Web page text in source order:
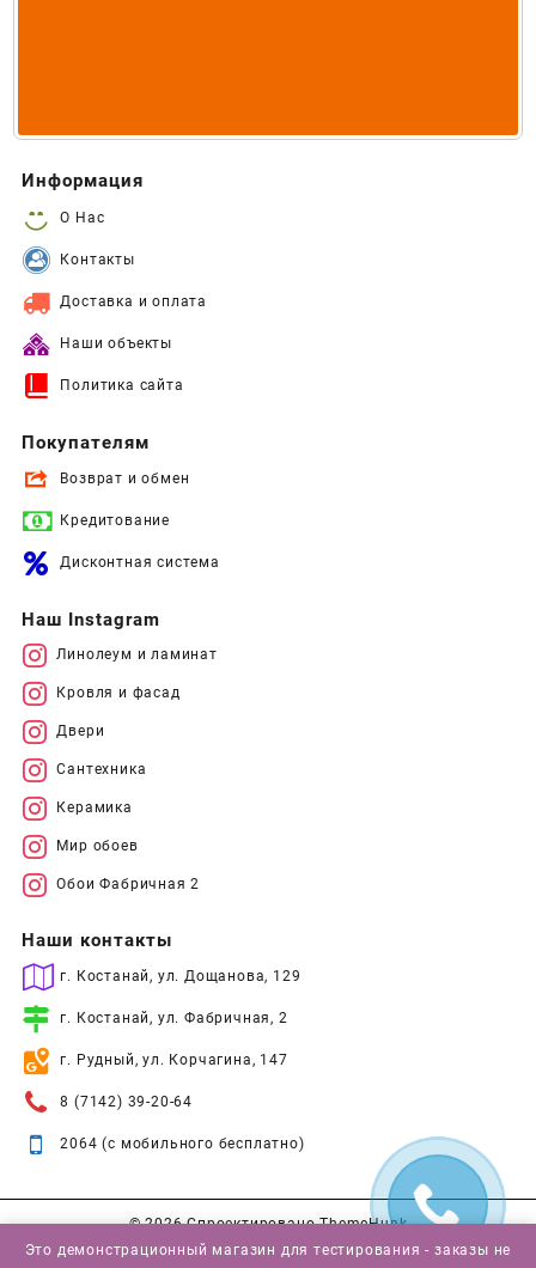
Информация
О Нас
Контакты
Доставка и оплата
Наши объекты
Политика сайта
Покупателям
Возврат и обмен
Кредитование
Дисконтная система
Наш Instagram
Линолеум и ламинат
Кровля и фасад
Двери
Сантехника
Керамика
Мир обоев
Обои Фабричная 2
Наши контакты
г. Костанай, ул. Дощанова, 129
г. Костанай, ул. Фабричная, 2
г. Рудный, ул. Корчагина, 147
8 (7142) 39-20-64
2064 (с мобильного бесплатно)
© 2026Спроектировано ThemeHunk
Это демонстрационный магазин для тестирования - заказы не